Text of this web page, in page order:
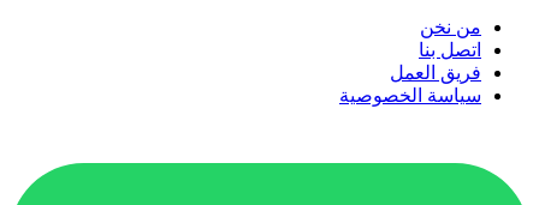
من نخن
اتصل بنا
فريق العمل
سياسة الخصوصية